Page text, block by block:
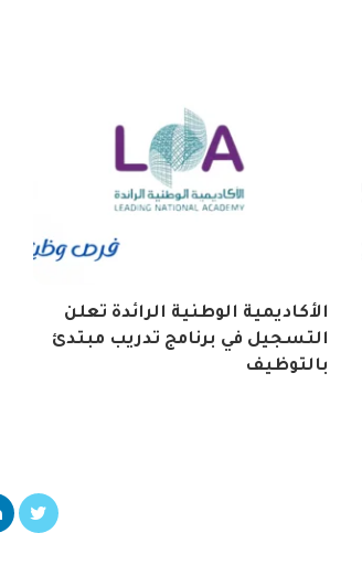
الأكاديمية الوطنية الرائدة تعلن
التسجيل في برنامج تدريب مبتدئ
بالتوظيف